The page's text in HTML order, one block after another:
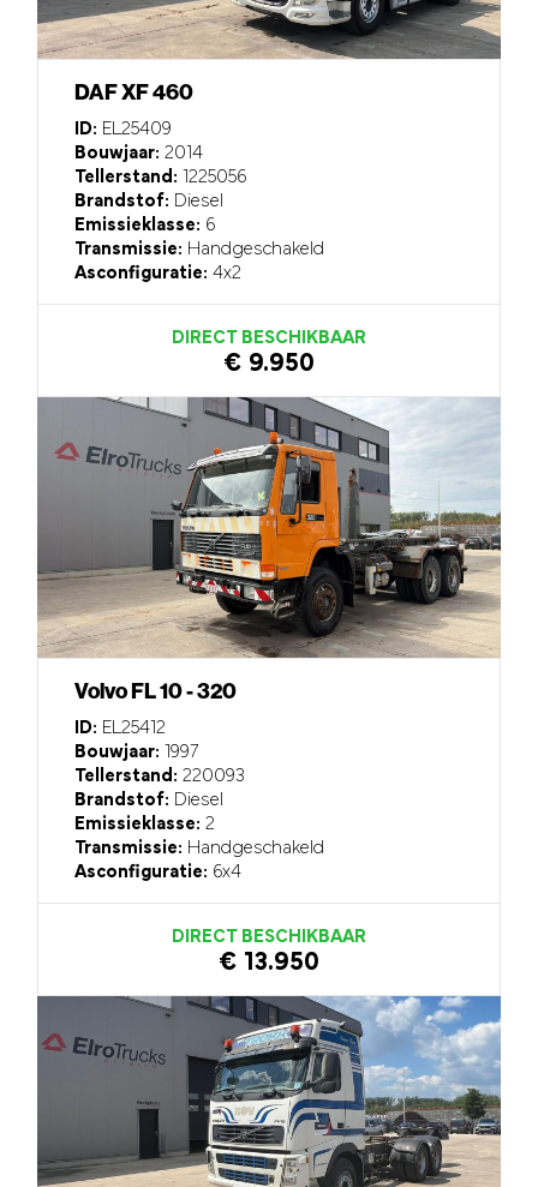
DAF XF 460
ID: EL25409
Bouwjaar: 2014
Tellerstand: 1225056
Brandstof: Diesel
Emissieklasse: 6
Transmissie: Handgeschakeld
Asconfiguratie: 4x2
DIRECT BESCHIKBAAR
€ 9.950
Volvo FL 10 - 320
ID: EL25412
Bouwjaar: 1997
Tellerstand: 220093
Brandstof: Diesel
Emissieklasse: 2
Transmissie: Handgeschakeld
Asconfiguratie: 6x4
DIRECT BESCHIKBAAR
€ 13.950